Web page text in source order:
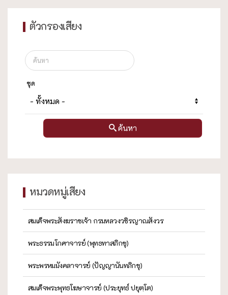
ตัวกรองเสียง
ชุด
ค้นหา
หมวดหมู่เสียง
สมเด็จพระสังฆราชเจ้า กรมหลวงวชิรญาณสังวร
พระธรรมโกศาจารย์ (พุทธทาสภิกขุ)
พระพรหมมังคลาจารย์ (ปัญญานันทภิกขุ)
สมเด็จพระพุทธโฆษาจารย์ (ประยุทธ์ ปยุตฺโต)